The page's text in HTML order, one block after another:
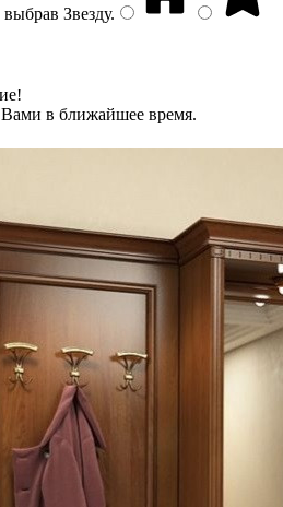
выбрав Звезду.
в ближайшее время.